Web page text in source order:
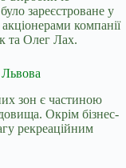
зареєстроване у
компанії
та Олег Лах.
зон є частиною
Окрім бізнес-
рекреаційним